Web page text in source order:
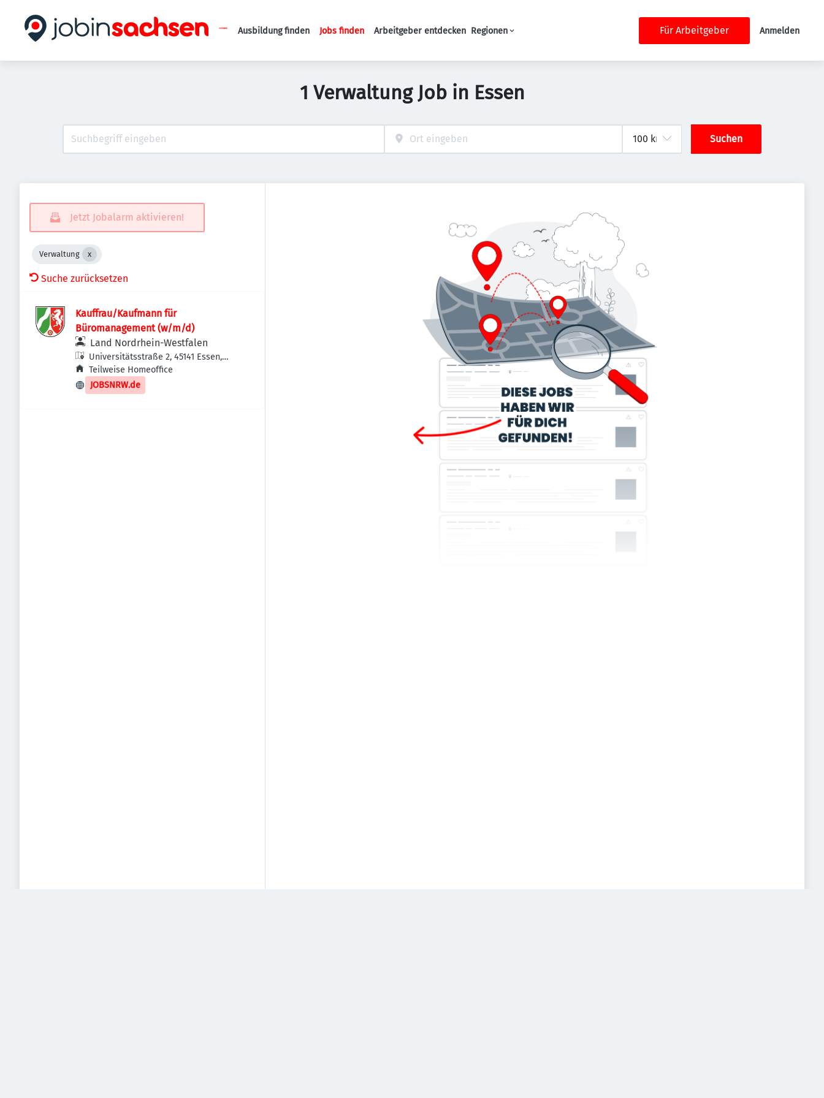
Haupt-Navigation
Ausbildung finden Jobs finden Arbeitgeber entdecken Regionen Für Arbeitgeber Anmelden
1 Verwaltung Job in Essen
Suchen
Jetzt Jobalarm aktivieren!
Verwaltung
Suche zurücksetzen
Kauffrau/Kaufmann für
Büromanagement (w/m/d)
Land Nordrhein-Westfalen
Universitätsstraße 2, 45141 Essen,
Deutschland
Teilweise Homeoffice
JOBSNRW.de